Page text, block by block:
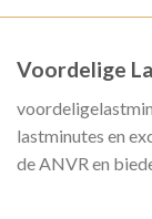
Voordelige
lastminutes en
de ANVR en